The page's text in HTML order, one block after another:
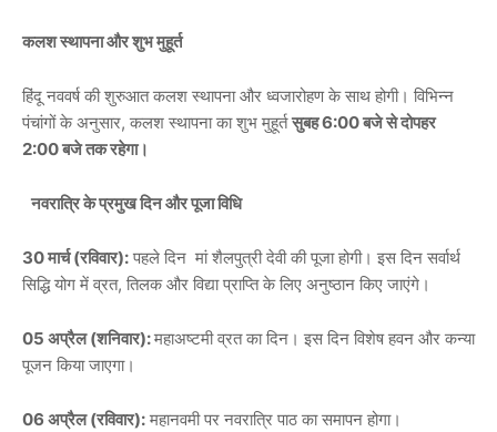
कलश स्थापना और शुभ मुहूर्त
हिंदू नववर्ष की शुरुआत कलश स्थापना और ध्वजारोहण के साथ होगी। विभिन्न
पंचांगों के अनुसार, कलश स्थापना का शुभ मुहूर्तसुबह 6:00 बजे से दोपहर
2:00 बजे तक रहेगा।
नवरात्रि के प्रमुख दिन और पूजा विधि
30 मार्च (रविवार): पहले दिन मां शैलपुत्री देवी की पूजा होगी। इस दिन सर्वार्थ
सिद्धि योग में व्रत, तिलक और विद्या प्राप्ति के लिए अनुष्ठान किए जाएंगे।
05 अप्रैल (शनिवार):महाअष्टमी व्रत का दिन। इस दिन विशेष हवन और कन्या
पूजन किया जाएगा।
06 अप्रैल (रविवार): महानवमी पर नवरात्रि पाठ का समापन होगा।